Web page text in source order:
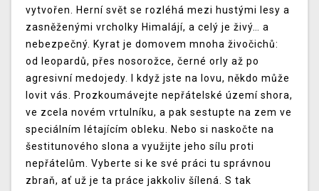
vytvořen. Herní svět se rozléhá mezi hustými lesy a
zasněženými vrcholky Himalájí, a celý je živý… a
nebezpečný. Kyrat je domovem mnoha živočichů:
od leopardů, přes nosorožce, černé orly až po
agresivní medojedy. I když jste na lovu, někdo může
lovit vás. Prozkoumávejte nepřátelské území shora,
ve zcela novém vrtulníku, a pak sestupte na zem ve
speciálním létajícím obleku. Nebo si naskočte na
šestitunového slona a využijte jeho sílu proti
nepřátelům. Vyberte si ke své práci tu správnou
zbraň, ať už je ta práce jakkoliv šílená. S tak